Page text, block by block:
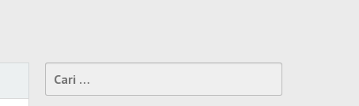
Cari
untuk: